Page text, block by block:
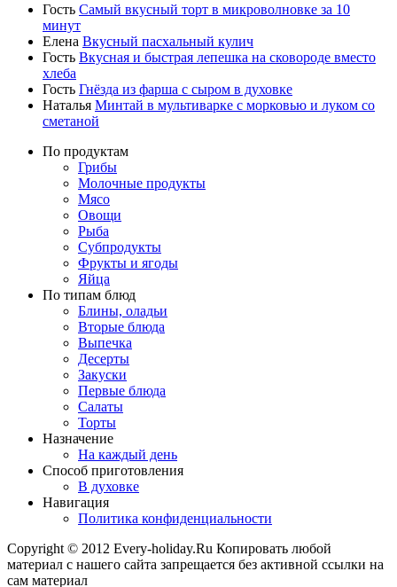
Гость Самый вкусный торт в микроволновке за 10
минут
Елена Вкусный пасхальный кулич
Гость Вкусная и быстрая лепешка на сковороде вместо
хлеба
Гость Гнёзда из фарша с сыром в духовке
Наталья Минтай в мультиварке с морковью и луком со
сметаной
По продуктам
Грибы
Молочные продукты
Мясо
Овощи
Рыба
Субпродукты
Фрукты и ягоды
Яйца
По типам блюд
Блины, оладьи
Вторые блюда
Выпечка
Десерты
Закуски
Первые блюда
Салаты
Торты
Назначение
На каждый день
Способ приготовления
В духовке
Навигация
Политика конфиденциальности
Copyright © 2012 Every-holiday.Ru Копировать любой
материал с нашего сайта запрещается без активной ссылки на
сам материал